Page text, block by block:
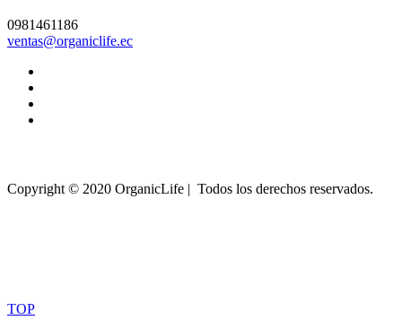
0981461186
ventas@organiclife.ec
Copyright © 2020 OrganicLife | Todos los derechos reservados.
TOP